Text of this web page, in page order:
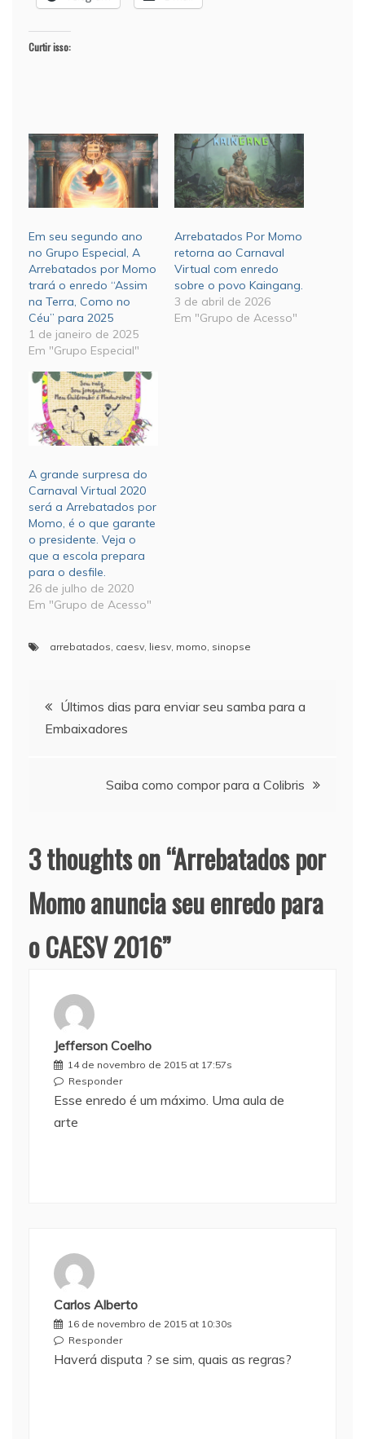
Curtir isso:
Em seu segundo ano
no Grupo Especial, A
Arrebatados por Momo
trará o enredo “Assim
na Terra, Como no
Céu” para 2025
1 de janeiro de 2025
Em "Grupo Especial"
Arrebatados Por Momo
retorna ao Carnaval
Virtual com enredo
sobre o povo Kaingang.
3 de abril de 2026
Em "Grupo de Acesso"
A grande surpresa do
Carnaval Virtual 2020
será a Arrebatados por
Momo, é o que garante
o presidente. Veja o
que a escola prepara
para o desfile.
26 de julho de 2020
Em "Grupo de Acesso"
arrebatados, caesv, liesv, momo, sinopse
Navegação
de
Últimos dias para enviar seu samba para a
Embaixadores
Saiba como compor para a Colibris
3 thoughts on “Arrebatados por
Momo anuncia seu enredo para
o CAESV 2016”
Jefferson Coelho
14 de novembro de 2015 at 17:57s
Responder
Esse enredo é um máximo. Uma aula de
arte
Carlos Alberto
16 de novembro de 2015 at 10:30s
Responder
Haverá disputa ? se sim, quais as regras?